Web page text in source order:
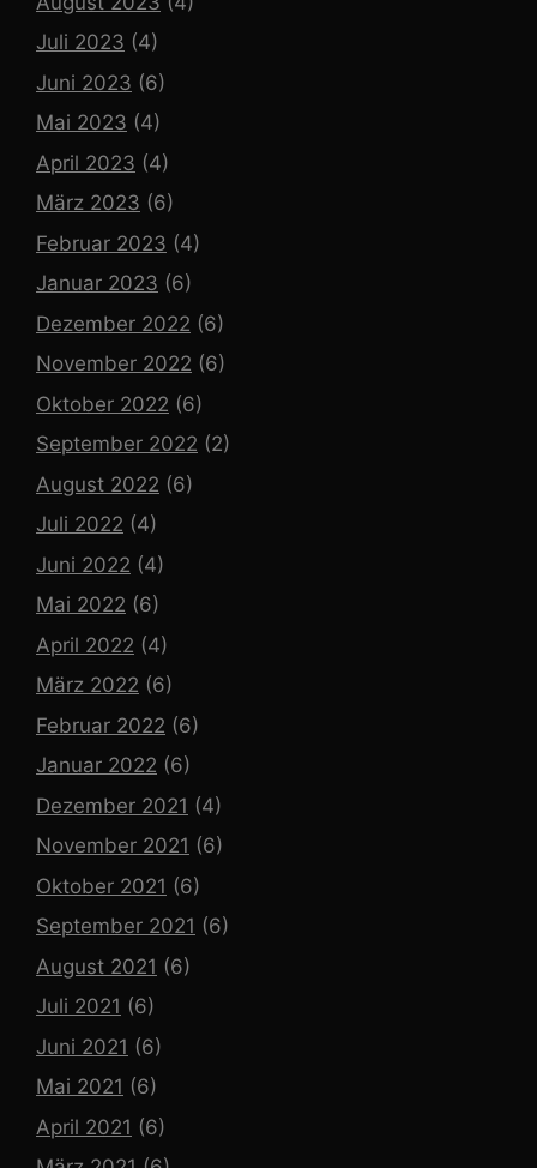
Juli 2023 (4)
Juni 2023 (6)
Mai 2023 (4)
April 2023 (4)
März 2023 (6)
Februar 2023 (4)
Januar 2023 (6)
Dezember 2022 (6)
November 2022 (6)
Oktober 2022 (6)
September 2022 (2)
August 2022 (6)
Juli 2022 (4)
Juni 2022 (4)
Mai 2022 (6)
April 2022 (4)
März 2022 (6)
Februar 2022 (6)
Januar 2022 (6)
Dezember 2021 (4)
November 2021 (6)
Oktober 2021 (6)
September 2021 (6)
August 2021 (6)
Juli 2021 (6)
Juni 2021 (6)
Mai 2021 (6)
April 2021 (6)